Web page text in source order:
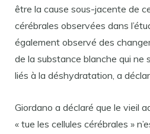
être la cause sous-jacente de
cérébrales observées dans
également observé des
de la substance blanche qui ne
liés à la déshydratation, a
Giordano a déclaré que le vieil
« tue les cellules cérébrales »